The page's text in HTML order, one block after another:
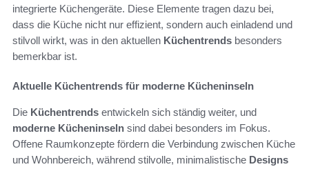
integrierte Küchengeräte. Diese Elemente tragen dazu bei,
dass die Küche nicht nur effizient, sondern auch einladend und
stilvoll wirkt, was in den aktuellen Küchentrends besonders
bemerkbar ist.
Aktuelle Küchentrends für moderne Kücheninseln
Die Küchentrends entwickeln sich ständig weiter, und
moderne Kücheninseln sind dabei besonders im Fokus.
Offene Raumkonzepte fördern die Verbindung zwischen Küche
und Wohnbereich, während stilvolle, minimalistische Designs